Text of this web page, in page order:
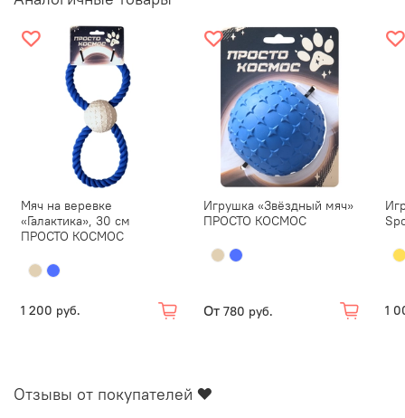
Мяч на веревке
«Галактика», 30 см
ПРОСТО КОСМОС
1 200 руб.
Игрушка «Звёздный мяч»
ПРОСТО КОСМОС
От 780 руб. 1
Отзывы от покупателей ❤️